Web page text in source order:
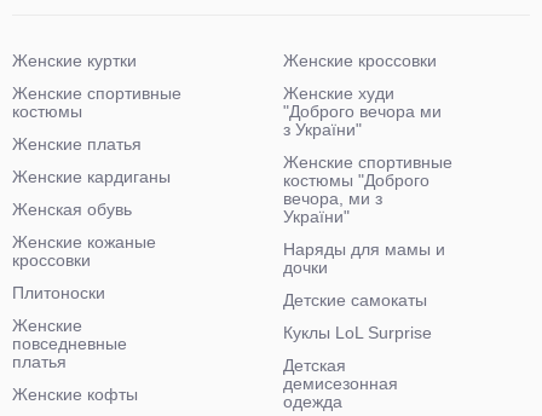
Женские куртки
Женские спортивные
костюмы
Женские платья
Женские кардиганы
Женская обувь
Женские кожаные
кроссовки
Плитоноски
Женские
повседневные
платья
Женские кофты
Женские кроссовки
Женские худи
"Доброго вечора ми
з України"
Женские спортивные
костюмы "Доброго
вечора, ми з
України"
Наряды для мамы и
дочки
Детские самокаты
Куклы LoL Surprise
Детская
демисезонная
одежда